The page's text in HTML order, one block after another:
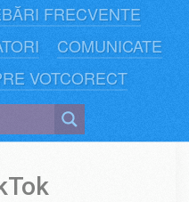
FRECVENTE
COMUNICATE
VOTCORECT